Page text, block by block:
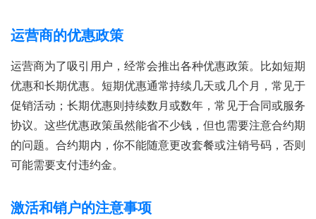
运营商的优惠政策
运营商为了吸引用户，经常会推出各种优惠政策。比如短期
优惠和长期优惠。短期优惠通常持续几天或几个月，常见于
促销活动；长期优惠则持续数月或数年，常见于合同或服务
协议。这些优惠政策虽然能省不少钱，但也需要注意合约期
的问题。合约期内，你不能随意更改套餐或注销号码，否则
可能需要支付违约金。
激活和销户的注意事项